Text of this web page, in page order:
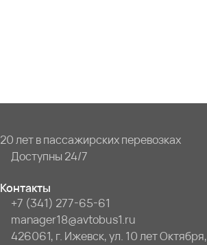
20 лет в пассажирских перевозках
Доступны 24/7
Контакты
+7 (341) 277-65-61
manager18@avtobus1.ru
426061, г. Ижевск, ул. 10 лет